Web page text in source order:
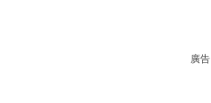
廣告